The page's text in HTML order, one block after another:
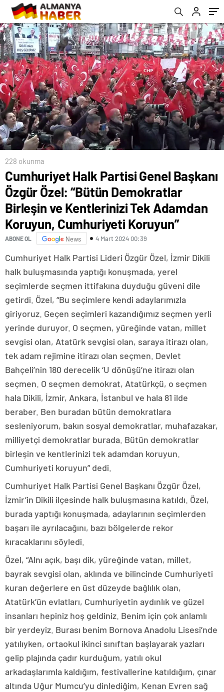
Kentlerinizi Tek Adamdan Koruyun,
Cumhuriyeti Koruyun”
228 okunma
Cumhuriyet Halk Partisi Genel Başkanı
Özgür Özel: “Bütün Demokratlar
Birleşin ve Kentlerinizi Tek Adamdan
Koruyun, Cumhuriyeti Koruyun”
ABONE OL News 4 Mart 2024 00:39
Cumhuriyet Halk Partisi Lideri Özgür Özel, İzmir Dikili
halk buluşmasında yaptığı konuşmada, yerel
seçimlerde seçmen ittifakına duyduğu güveni dile
getirdi. Özel, “Bu seçimlere kendi adaylarımızla
giriyoruz. Geçen seçimleri kazandığımız seçmen yerli
yerinde duruyor. O seçmen, yüreğinde vatan, millet
sevgisi olan, Atatürk sevgisi olan, saraya itirazı olan,
tek adam rejimine itirazı olan seçmen. Devlet
Bahçeli’nin 180 derecelik ‘U dönüşü’ne itirazı olan
seçmen. O seçmen demokrat, Atatürkçü, o seçmen
hala Dikili, İzmir, Ankara, İstanbul ve hala 81 ilde
beraber. Ben buradan bütün demokratlara
sesleniyorum, bakın sosyal demokratlar, muhafazakar,
milliyetçi demokratlar burada. Bütün demokratlar
birleşin ve kentlerinizi tek adamdan koruyun.
Cumhuriyeti koruyun” dedi.
Cumhuriyet Halk Partisi Genel Başkanı Özgür Özel,
İzmir’in Dikili ilçesinde halk buluşmasına katıldı. Özel,
burada yaptığı konuşmada, adaylarının seçimlerden
başarı ile ayrılacağını, bazı bölgelerde rekor
kıracaklarını söyledi.
Özel, “Alnı açık, başı dik, yüreğinde vatan, millet,
bayrak sevgisi olan, aklında ve bilincinde Cumhuriyeti
kuran değerlere en üst düzeyde bağlılık olan,
Atatürk’ün evlatları, Cumhuriyetin aydınlık ve güzel
insanları hepiniz hoş geldiniz. Benim için çok anlamlı
bir yerdeyiz. Burası benim Bornova Anadolu Lisesi’nde
yatılıyken, ortaokul ikinci sınıftan başlayarak yazları
gelip plajında çadır kurduğum, yatılı okul
arkadaşlarımla kaldığım, festivallerine katıldığım, çınar
altında Uğur Mumcu’yu dinlediğim, Kenan Evren sağ
Kongresi”nde konuştu Açıklaması